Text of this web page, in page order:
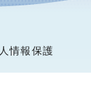
情報保護